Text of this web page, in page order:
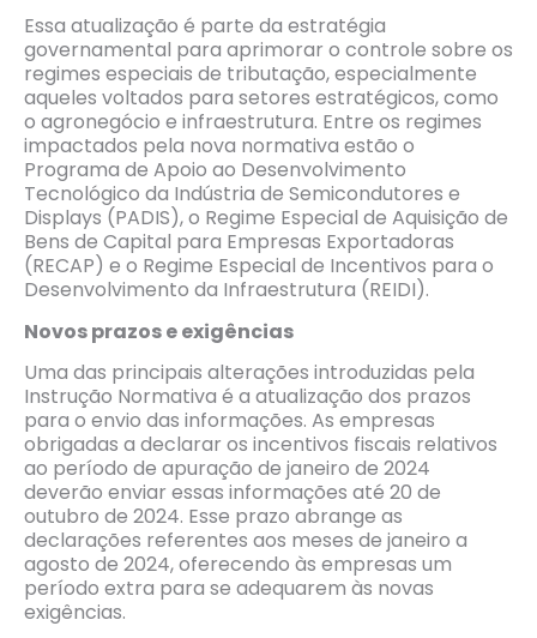
Essa atualização é parte da estratégia
governamental para aprimorar o controle sobre os
regimes especiais de tributação, especialmente
aqueles voltados para setores estratégicos, como
o agronegócio e infraestrutura. Entre os regimes
impactados pela nova normativa estão o
Programa de Apoio ao Desenvolvimento
Tecnológico da Indústria de Semicondutores e
Displays (PADIS), o Regime Especial de Aquisição de
Bens de Capital para Empresas Exportadoras
(RECAP) e o Regime Especial de Incentivos para o
Desenvolvimento da Infraestrutura (REIDI).
Novos prazos e exigências
Uma das principais alterações introduzidas pela
Instrução Normativa é a atualização dos prazos
para o envio das informações. As empresas
obrigadas a declarar os incentivos fiscais relativos
ao período de apuração de janeiro de 2024
deverão enviar essas informações até 20 de
outubro de 2024. Esse prazo abrange as
declarações referentes aos meses de janeiro a
agosto de 2024, oferecendo às empresas um
período extra para se adequarem às novas
exigências.